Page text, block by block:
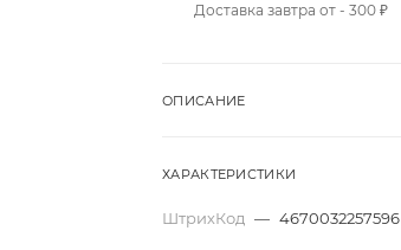
Доставка завтра от - 300 ₽
ОПИСАНИЕ
ХАРАКТЕРИСТИКИ
ШтрихКод — 4670032257596